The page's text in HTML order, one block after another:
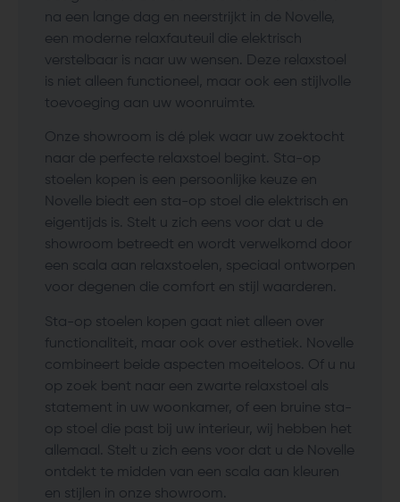
na een lange dag en neerstrijkt in de Novelle,
een moderne relaxfauteuil die elektrisch
verstelbaar is naar uw wensen. Deze relaxstoel
is niet alleen functioneel, maar ook een stijlvolle
toevoeging aan uw woonruimte.
Onze showroom is dé plek waar uw zoektocht
naar de perfecte relaxstoel begint. Sta-op
stoelen kopen is een persoonlijke keuze en
Novelle biedt een sta-op stoel die elektrisch en
eigentijds is. Stelt u zich eens voor dat u de
showroom betreedt en wordt verwelkomd door
een scala aan relaxstoelen, speciaal ontworpen
voor degenen die comfort en stijl waarderen.
Sta-op stoelen kopen gaat niet alleen over
functionaliteit, maar ook over esthetiek. Novelle
combineert beide aspecten moeiteloos. Of u nu
op zoek bent naar een zwarte relaxstoel als
statement in uw woonkamer, of een bruine sta-
op stoel die past bij uw interieur, wij hebben het
allemaal. Stelt u zich eens voor dat u de Novelle
ontdekt te midden van een scala aan kleuren
en stijlen in onze showroom.